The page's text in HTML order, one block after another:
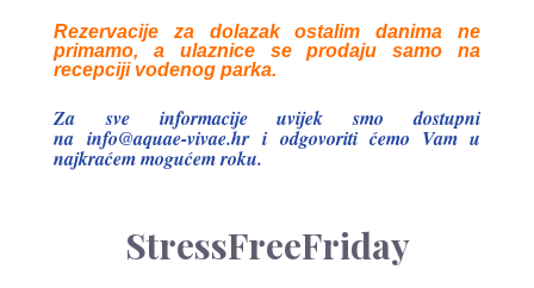
Rezervacije za dolazak ostalim danima ne
primamo, a ulaznice se prodaju samo na
recepciji vodenog parka.
Za sve informacije uvijek smo dostupni
nainfo@aquae-vivae.hr i odgovoriti ćemo Vam u
najkraćem mogućem roku.
StressFreeFriday